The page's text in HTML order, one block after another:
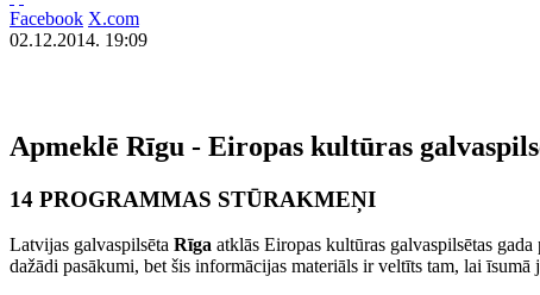
Facebook X.com
02.12.2014. 19:09
Apmeklē Rīgu - Eiropas kultūras
14 PROGRAMMAS STŪRAKMEŅI
Latvijas galvaspilsēta Rīga atklās Eiropas kultūras galvaspilsētas
dažādi pasākumi, bet šis informācijas materiāls ir veltīts tam, lai